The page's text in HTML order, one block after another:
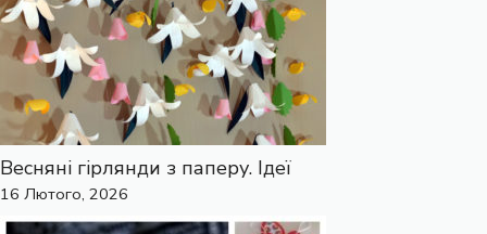
Весняні гірлянди з паперу. Ідеї
16 Лютого, 2026